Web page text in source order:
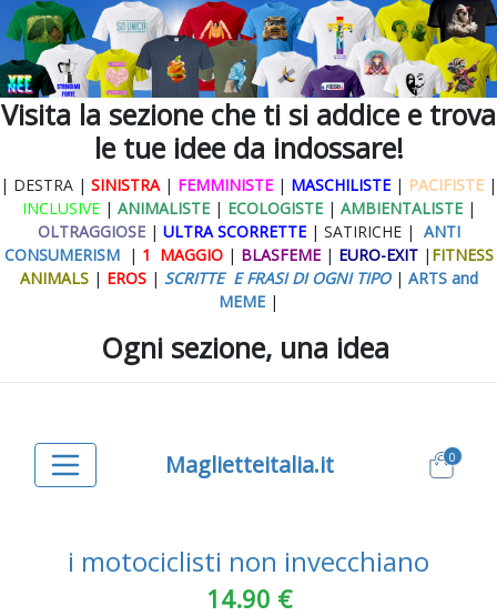
Visita la sezione che ti si addice e trova
le tue idee da indossare!
| DESTRA | SINISTRA| FEMMINISTE | MASCHILISTE | PACIFISTE |
INCLUSIVE| ANIMALISTE| ECOLOGISTE | AMBIENTALISTE|
OLTRAGGIOSE| ULTRA SCORRETTE | SATIRICHE | ANTI
CONSUMERISM | 1 MAGGIO| BLASFEME | EURO-EXIT| FITNESS
ANIMALS| EROS| SCRITTE E FRASI DI OGNI TIPO | ARTS and
MEME |
Ogni sezione, una idea
Maglietteitalia.it 0
i motociclisti non invecchiano
14.90 €